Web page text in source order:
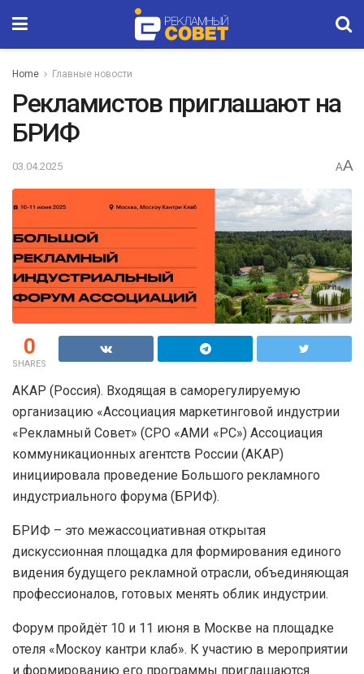
Home Главные новости
Рекламистов приглашают на
БРИФ
03.04.2025 AA
0
SHARES
АКАР (Россия). Входящая в саморегулируемую
организацию «Ассоциация маркетинговой индустрии
«Рекламный Совет» (СРО «АМИ «РС») Ассоциация
коммуникационных агентств России (АКАР)
инициировала проведение Большого рекламного
индустриального форума (БРИФ).
БРИФ – это межассоциативная открытая
дискуссионная площадка для формирования единого
видения будущего рекламной отрасли, объединяющая
профессионалов, готовых менять облик индустрии.
Форум пройдёт 10 и 11 июня в Москве на площадке
отеля «Москоу кантри клаб». К участию в мероприятии
и формированию его программы приглашаются